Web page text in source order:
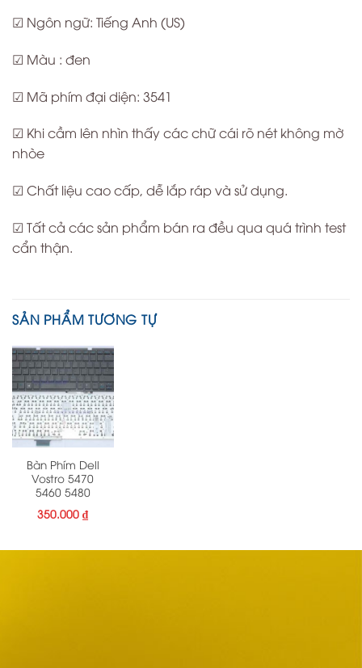
☑ Ngôn ngữ: Tiếng Anh (US)
☑ Màu : đen
☑ Mã phím đại diện: 3541
☑ Khi cầm lên nhìn thấy các chữ cái rõ nét không mờ
nhòe
☑ Chất liệu cao cấp, dễ lắp ráp và sử dụng.
☑ Tất cả các sản phẩm bán ra đều qua quá trình test
cẩn thận.
SẢN PHẨM TƯƠNG TỰ
Bàn Phím Dell
Vostro 5470
5460 5480
350.000₫